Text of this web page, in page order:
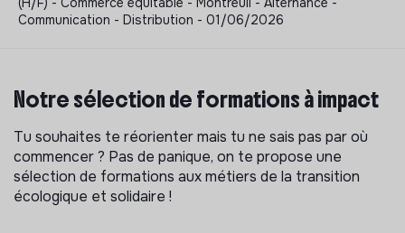
Communication - Distribution - 01/06/2026
Notre sélection de formations à impact
Tu souhaites te réorienter mais tu ne sais pas par où
commencer ? Pas de panique, on te propose une
sélection de formations aux métiers de la transition
écologique et solidaire !